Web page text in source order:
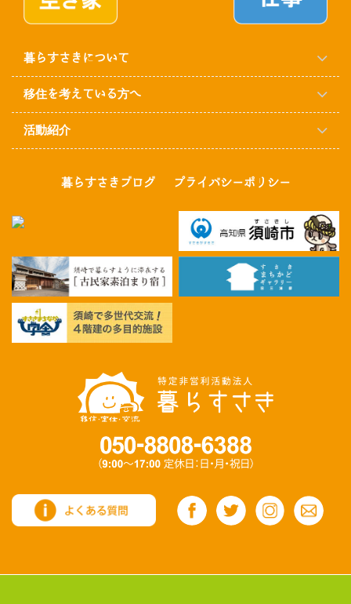
暮らすさきについて
移住を考えている方へ
活動紹介
暮らすさきブログ プライバシーポリシー